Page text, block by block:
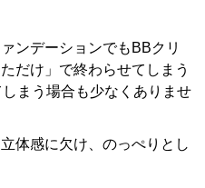
ンデーションでもBBクリ
だけ」で終わらせてしまう
まう場合も少なくありませ
体感に欠け、のっぺりとし